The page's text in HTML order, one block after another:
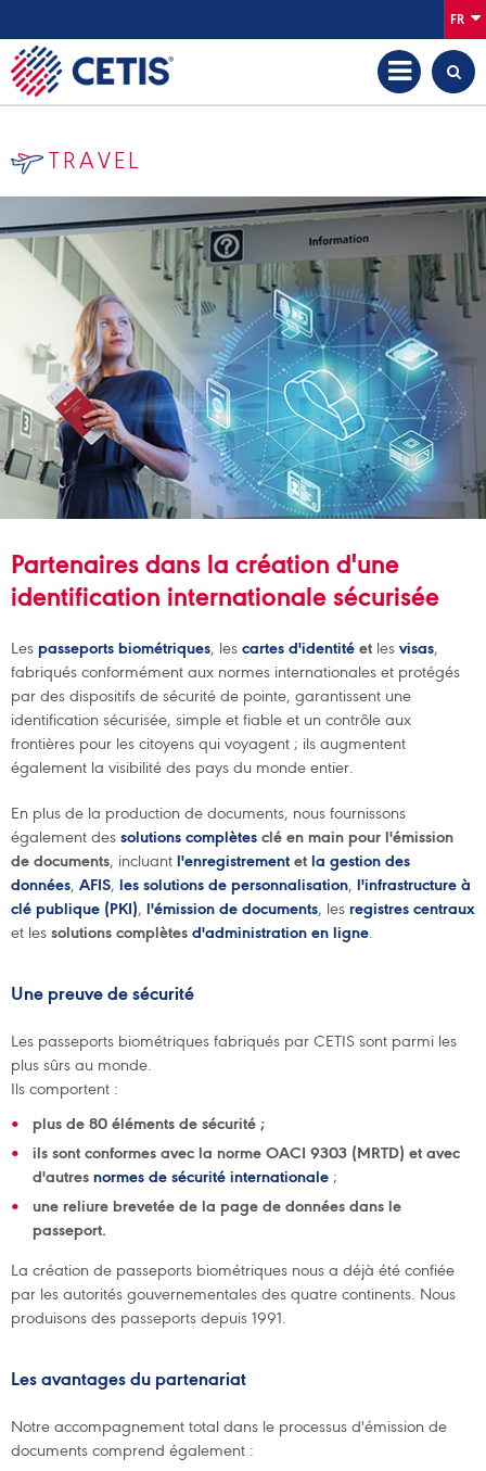
FR
TRAVEL
Partenaires dans la création d'une
identification internationale sécurisée
Les passeports biométriques, les cartes d'identité et les visas,
fabriqués conformément aux normes internationales et protégés
par des dispositifs de sécurité de pointe, garantissent une
identification sécurisée, simple et fiable et un contrôle aux
frontières pour les citoyens qui voyagent ; ils augmentent
également la visibilité des pays du monde entier.
En plus de la production de documents, nous fournissons
également des solutions complètes clé en main pour l'émission
de documents, incluant l'enregistrement et la gestion des
données, AFIS, les solutions de personnalisation, l'infrastructure à
clé publique (PKI), l'émission de documents, les registres centraux
et les solutions complètes d'administration en ligne.
Une preuve de sécurité
Les passeports biométriques fabriqués par CETIS sont parmi les
plus sûrs au monde.
Ils comportent :
plus de 80 éléments de sécurité ;
ils sont conformes avec la norme OACI 9303 (MRTD) et avec
d'autres normes de sécurité internationale ;
une reliure brevetée de la page de données dans le
passeport.
La création de passeports biométriques nous a déjà été confiée
par les autorités gouvernementales des quatre continents. Nous
produisons des passeports depuis 1991.
Les avantages du partenariat
Notre accompagnement total dans le processus d'émission de
documents comprend également :